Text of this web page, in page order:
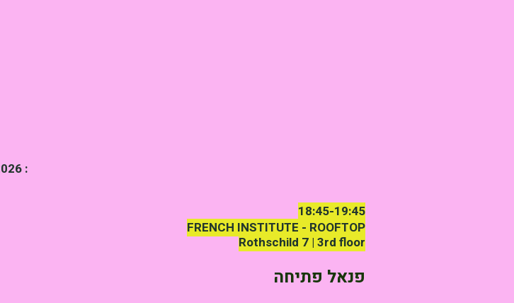
:
18:45-19:45
FRENCH INSTITUTE - ROOFTOP
Rothschild 7 | 3rd floor
​פנאל פתיחה